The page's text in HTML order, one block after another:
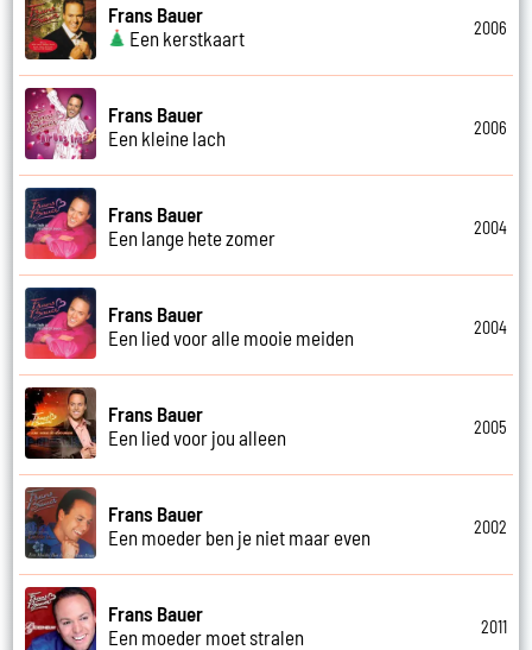
Frans Bauer
Een kerstkaart
2006
Frans Bauer
Een kleine lach
2006
Frans Bauer
Een lange hete zomer
2004
Frans Bauer
Een lied voor alle mooie meiden
2004
Frans Bauer
Een lied voor jou alleen
2005
Frans Bauer
Een moeder ben je niet maar even
2002
Frans Bauer
Een moeder moet stralen
2011